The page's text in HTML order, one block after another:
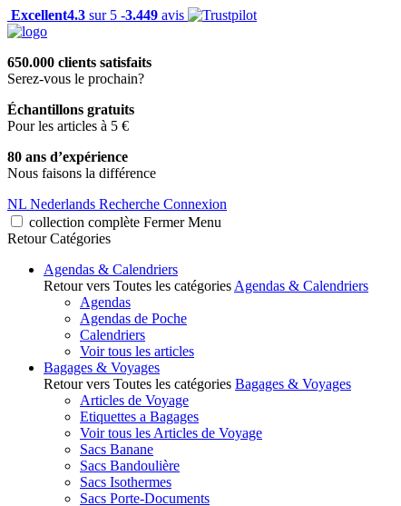
Excellent4.3 sur 5 -3.449 avis
650.000 clients satisfaits
Serez-vous le prochain?
Échantillons gratuits
Pour les articles à 5 €
80 ans d’expérience
Nous faisons la différence
NL Nederlands Recherche Connexion
collection complète Fermer Menu
Retour Catégories
Agendas & Calendriers
Retour vers Toutes les catégories Agendas & Calendriers
Agendas
Agendas de Poche
Calendriers
Voir tous les articles
Bagages & Voyages
Retour vers Toutes les catégories Bagages & Voyages
Articles de Voyage
Etiquettes a Bagages
Voir tous les Articles de Voyage
Sacs Banane
Sacs Bandoulière
Sacs Isothermes
Sacs Porte-Documents